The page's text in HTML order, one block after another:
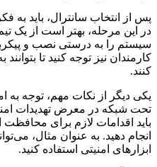
پس از انتخاب سانترال، باید به
در این مرحله، بهتر است از یک
سیستم را به درستی نصب و
کارمندان نیز توجه کنید تا
کنند.
یکی دیگر از نکات مهم، توجه
تحت شبکه در معرض تهدیدات
باید اقدامات لازم برای محافظت
انجام دهید. به عنوان مثال،
ابزارهای امنیتی استفاده کنید.